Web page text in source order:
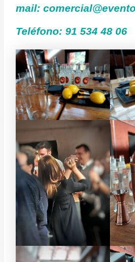
mail:
Teléfono: 91 534 48 06